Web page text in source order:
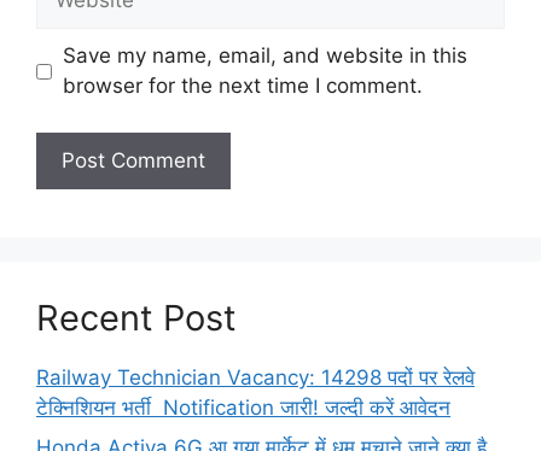
Save my name, email, and website in this
browser for the next time I comment.
Recent Post
Railway Technician Vacancy: 14298 पदों पर रेलवे
टेक्निशियन भर्ती Notification जारी! जल्दी करें आवेदन